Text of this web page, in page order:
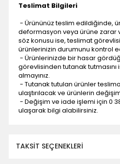
Teslimat Bilgileri
- Ürününüz teslim edildiğinde,
deformasyon veya ürüne zarar
söz konusu ise, teslimat
ürünlerinizin durumunu kontrol
- Ürünlerinizde bir hasar
görevlisinden tutanak
almayınız.
- Tutanak tutulan ürünler
ulaştırılacak ve ürünlerin
- Değişim ve iade işlemi için 0
ulaşarak bilgi alabilirsiniz.
TAKSIT SEÇENEKLERI